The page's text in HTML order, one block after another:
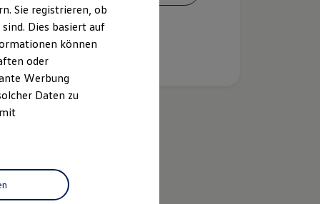
Sie registrieren, ob
Dies basiert auf
können
oder
Werbung
Daten zu